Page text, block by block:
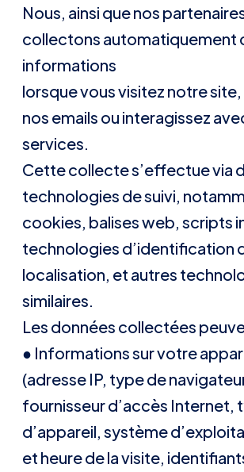
Nous, ainsi que nos
collectons automatiquement
informations
lorsque vous visitez notre
nos emails ou interagissez
services.
Cette collecte s’effectue via
technologies de suivi,
cookies, balises web, scripts
technologies d’identification
localisation, et autres
similaires.
Les données collectées
● Informations sur votre
(adresse IP, type de
fournisseur d’accès Internet,
d’appareil, système
et heure de la visite,